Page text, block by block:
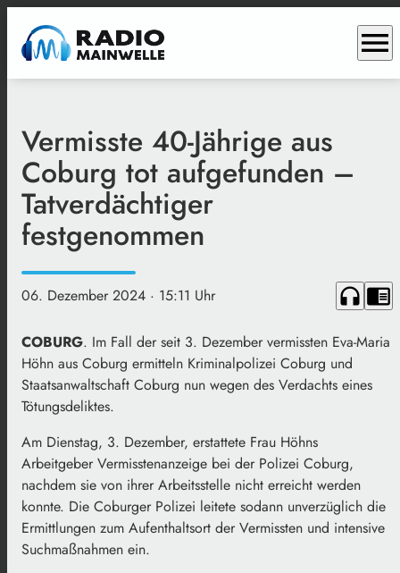
menu
Vermisste 40-Jährige aus
Coburg tot aufgefunden –
Tatverdächtiger
festgenommen
06. Dezember 2024 · 15:11 Uhr headphones chrome_reader_mode
COBURG. Im Fall der seit 3. Dezember vermissten Eva-Maria
Höhn aus Coburg ermitteln Kriminalpolizei Coburg und
Staatsanwaltschaft Coburg nun wegen des Verdachts eines
Tötungsdeliktes.
Am Dienstag, 3. Dezember, erstattete Frau Höhns
Arbeitgeber Vermisstenanzeige bei der Polizei Coburg,
nachdem sie von ihrer Arbeitsstelle nicht erreicht werden
konnte. Die Coburger Polizei leitete sodann unverzüglich die
Ermittlungen zum Aufenthaltsort der Vermissten und intensive
Suchmaßnahmen ein.